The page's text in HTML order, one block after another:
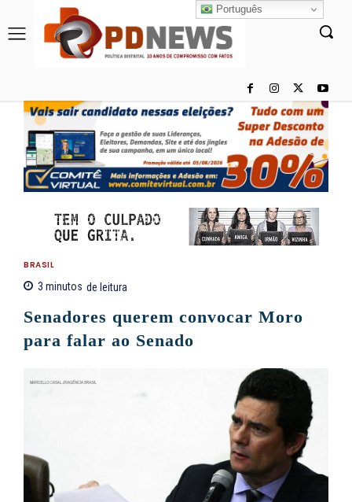
BRASIL
3 minutos de leitura
Senadores querem convocar Moro
para falar ao Senado
Português